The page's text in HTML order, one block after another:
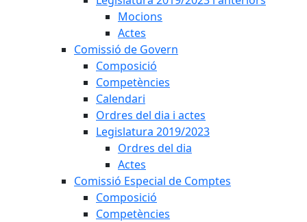
Mocions
Actes
Comissió de Govern
Composició
Competències
Calendari
Ordres del dia i actes
Legislatura 2019/2023
Ordres del dia
Actes
Comissió Especial de Comptes
Composició
Competències